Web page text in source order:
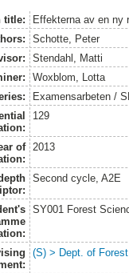
title:
Effekterna av en ny
Schotte, Peter
Stendahl, Matti
Woxblom, Lotta
Examensarbeten /
129
of
2013
Second cycle, A2E
SY001 Forest
(S) > Dept. of